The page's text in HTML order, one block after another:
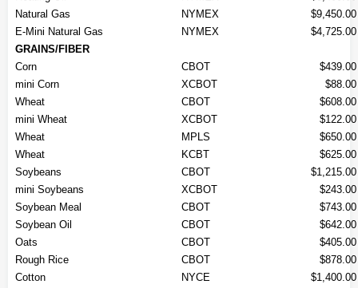
Natural Gas
NYMEX
$9,450.00
E-Mini Natural Gas
NYMEX
$4,725.00
GRAINS/FIBER
Corn
CBOT
$439.00
mini Corn
XCBOT
$88.00
Wheat
CBOT
$608.00
mini Wheat
XCBOT
$122.00
Wheat
MPLS
$650.00
Wheat
KCBT
$625.00
Soybeans
CBOT
$1,215.00
mini Soybeans
XCBOT
$243.00
Soybean Meal
CBOT
$743.00
Soybean Oil
CBOT
$642.00
Oats
CBOT
$405.00
Rough Rice
CBOT
$878.00
Cotton
NYCE
$1,400.00